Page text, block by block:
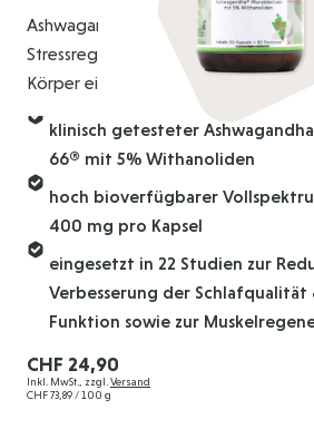
Ashwagandha-Wurzelextrakt, der
Stressregulation und Förderung von
Körper eingesetzt wird.
klinisch getesteter
66® mit 5% Withanoliden
hoch bioverfügbarer
400 mg pro Kapsel
eingesetzt in 22 Studien zur
Verbesserung der
Funktion sowie zur
CHF 24,90
Inkl. MwSt., zzgl. Versand
CHF 73,89 / 100 g